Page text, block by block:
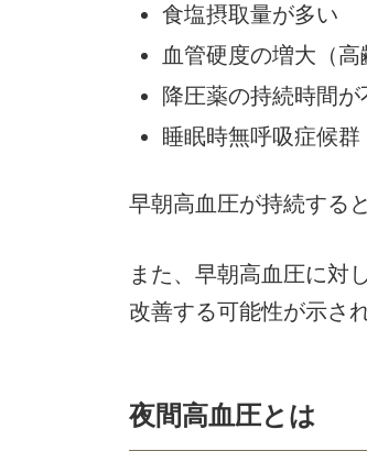
食塩摂取量が多い
血管硬度の増大（高
降圧薬の持続時間
睡眠時無呼吸症候群
早朝高血圧が持続する
また、早朝高血圧に対
改善する可能性が示さ
夜間高血圧とは